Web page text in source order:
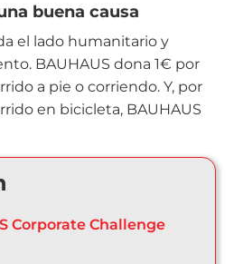
buena causa
el lado humanitario y
BAUHAUS dona 1€ por
a pie o corriendo. Y, por
en bicicleta, BAUHAUS
Corporate Challenge